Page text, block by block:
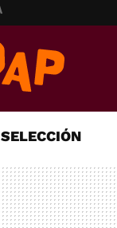
SELECCIÓN